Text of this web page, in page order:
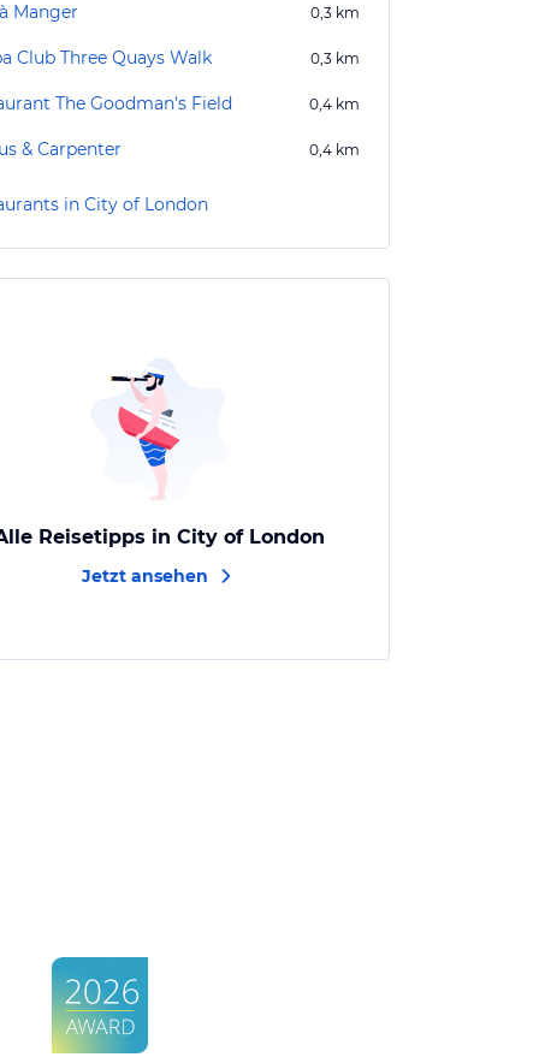
Manger 0,3 km
Club Three Quays Walk 0,3 km
The Goodman's Field 0,4 km
& Carpenter 0,4 km
in City of London
Reisetipps in City of London
Jetzt ansehen